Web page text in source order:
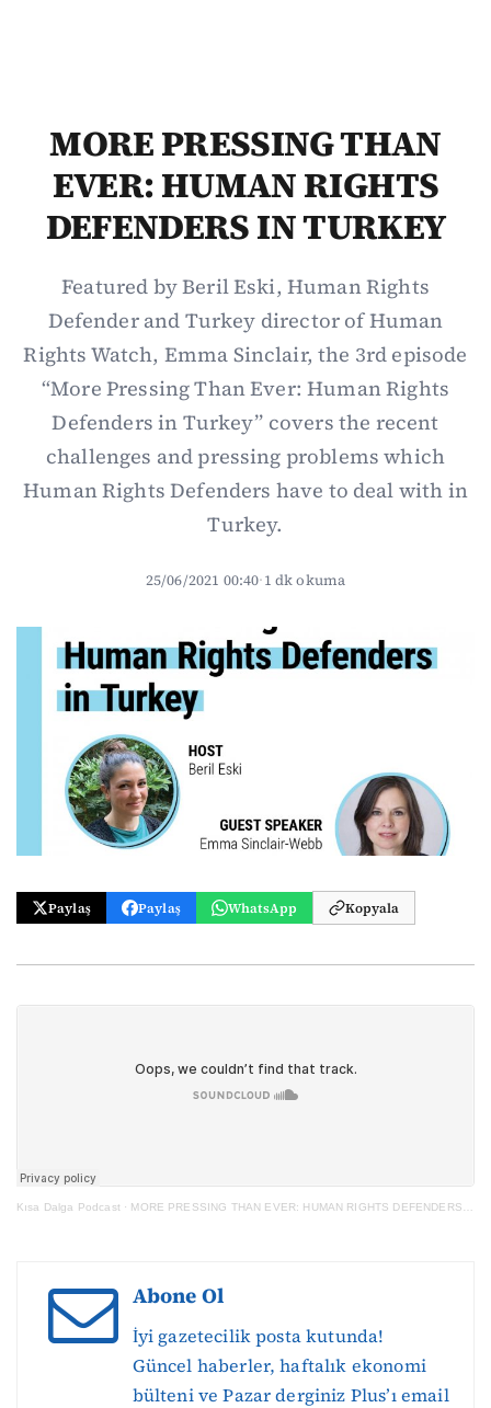
MORE PRESSING THAN
EVER: HUMAN RIGHTS
DEFENDERS IN TURKEY
Featured by Beril Eski, Human Rights
Defender and Turkey director of Human
Rights Watch, Emma Sinclair, the 3rd episode
“More Pressing Than Ever: Human Rights
Defenders in Turkey” covers the recent
challenges and pressing problems which
Human Rights Defenders have to deal with in
Turkey.
25/06/2021 00:40·1 dk okuma
Paylaş Paylaş WhatsApp Kopyala
Kısa Dalga Podcast · MORE PRESSING THAN EVER: HUMAN RIGHTS DEFENDERS IN TURKEY
Abone Ol
İyi gazetecilik posta kutunda!
Güncel haberler, haftalık ekonomi
bülteni ve Pazar derginiz Plus’ı email